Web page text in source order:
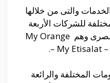
والتى من خلالها
للشركات الأربعة
والتى تتواجد فى السوق المصرى وهم My Orange
– My Etisalat
المختلفة والرائعة